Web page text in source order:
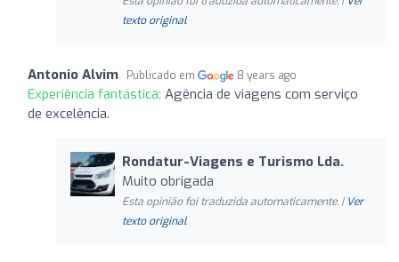
texto original
Antonio Alvim Publicado em 8 years ago
Experiência fantástica: Agência de viagens com serviço
de excelência.
Rondatur-Viagens e Turismo Lda.
Muito obrigada
Esta opinião foi traduzida automaticamente. | Ver
texto original